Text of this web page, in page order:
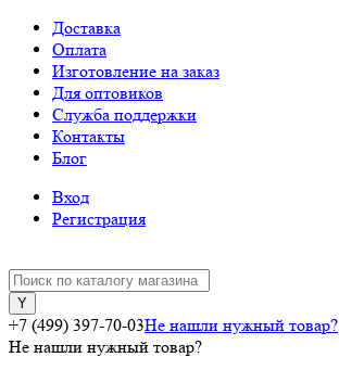
Доставка
Оплата
Изготовление на заказ
Для оптовиков
Служба поддержки
Контакты
Блог
Вход
Регистрация
+7 (499) 397-70-03Не нашли нужный товар?
Не нашли нужный товар?